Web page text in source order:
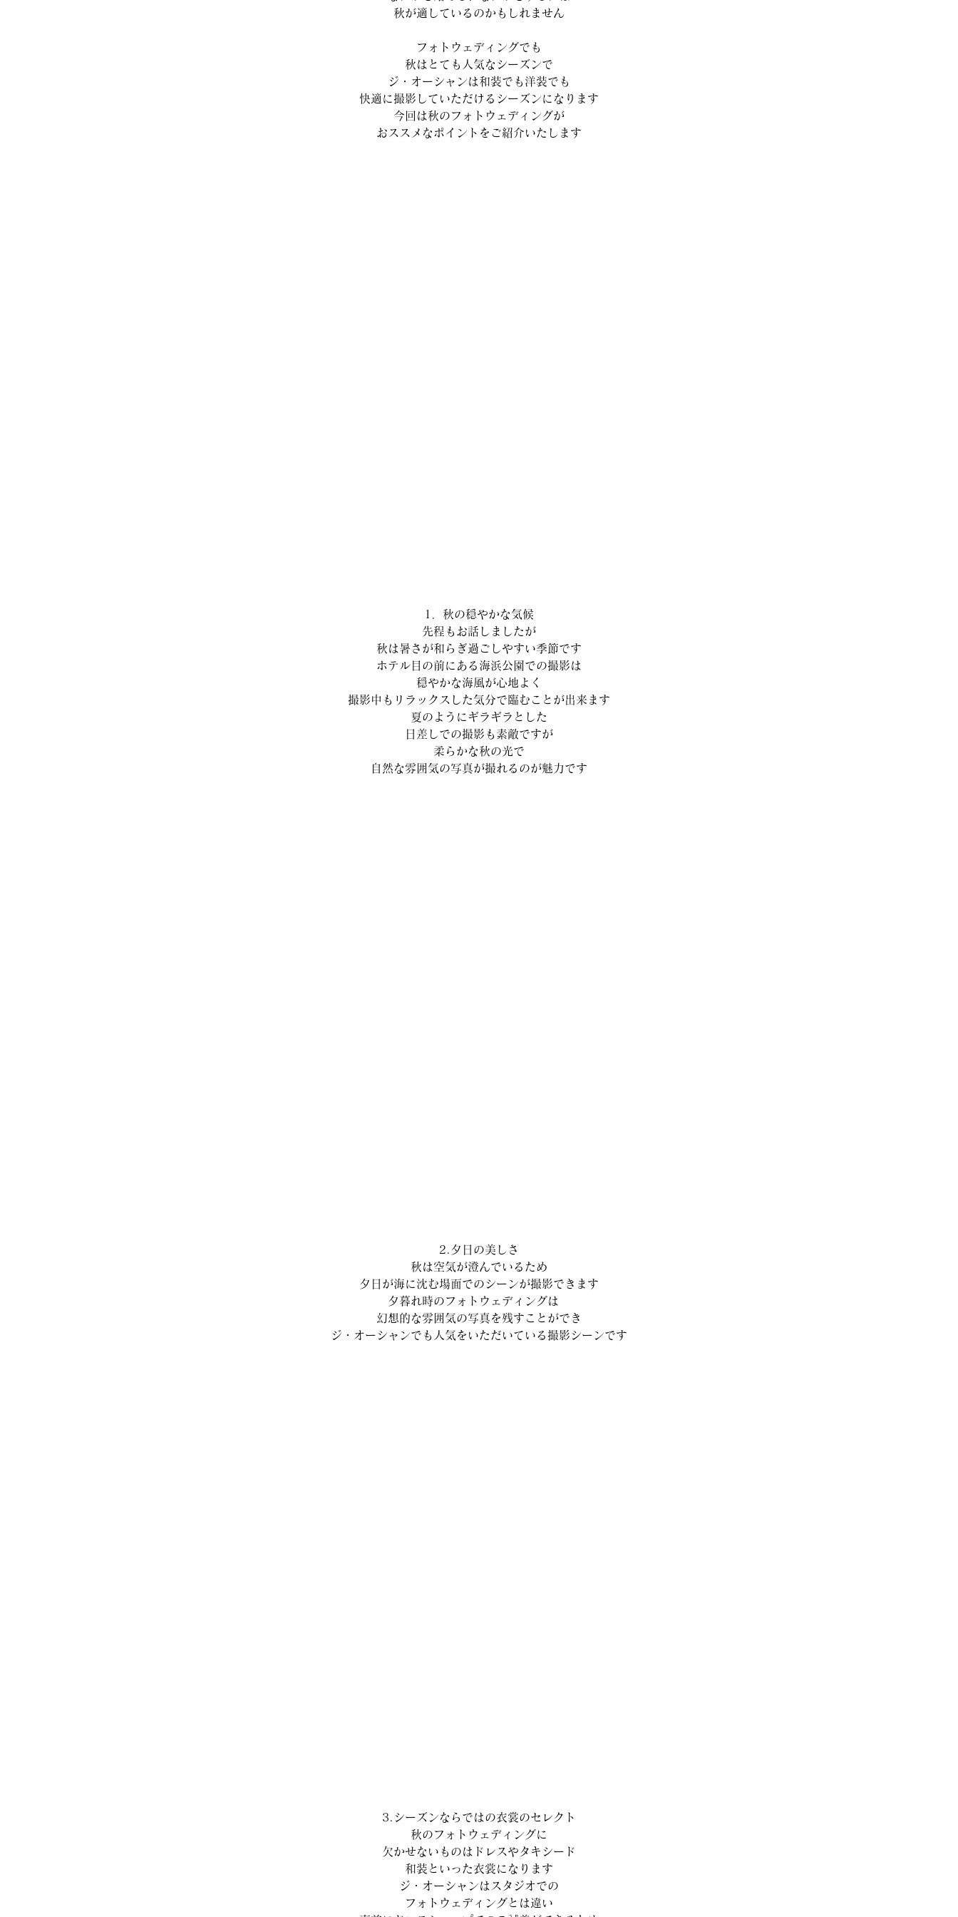
秋が適しているのかもしれません
フォトウェディングでも
秋はとても人気なシーズンで
ジ・オーシャンは和装でも洋装でも
快適に撮影していただけるシーズンになります
今回は秋のフォトウェディングが
おススメなポイントをご紹介いたします
1．秋の穏やかな気候
先程もお話しましたが
秋は暑さが和らぎ過ごしやすい季節です
ホテル目の前にある海浜公園での撮影は
穏やかな海風が心地よく
撮影中もリラックスした気分で臨むことが出来ます
夏のようにギラギラとした
日差しでの撮影も素敵ですが
柔らかな秋の光で
自然な雰囲気の写真が撮れるのが魅力です
2.夕日の美しさ
秋は空気が澄んでいるため
夕日が海に沈む場面でのシーンが撮影できます
夕暮れ時のフォトウェディングは
幻想的な雰囲気の写真を残すことができ
ジ・オーシャンでも人気をいただいている撮影シーンです
3.シーズンならではの衣裳のセレクト
秋のフォトウェディングに
欠かせないものはドレスやタキシード
和装といった衣裳になります
ジ・オーシャンはスタジオでの
フォトウェディングとは違い